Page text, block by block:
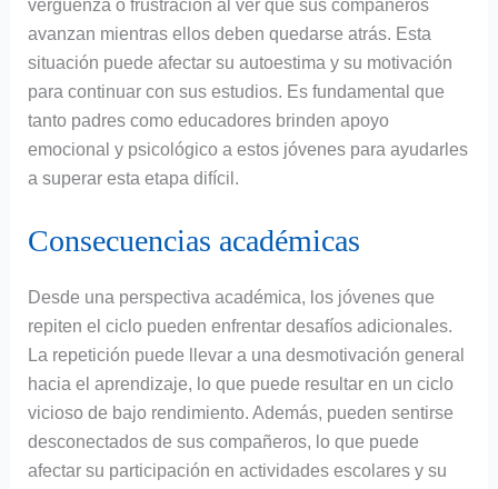
vergüenza o frustración al ver que sus compañeros
avanzan mientras ellos deben quedarse atrás. Esta
situación puede afectar su autoestima y su motivación
para continuar con sus estudios. Es fundamental que
tanto padres como educadores brinden apoyo
emocional y psicológico a estos jóvenes para ayudarles
a superar esta etapa difícil.
Consecuencias académicas
Desde una perspectiva académica, los jóvenes que
repiten el ciclo pueden enfrentar desafíos adicionales.
La repetición puede llevar a una desmotivación general
hacia el aprendizaje, lo que puede resultar en un ciclo
vicioso de bajo rendimiento. Además, pueden sentirse
desconectados de sus compañeros, lo que puede
afectar su participación en actividades escolares y su